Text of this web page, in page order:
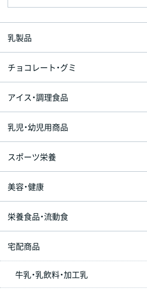
乳製品
チョコレート・グミ
アイス・調理食品
乳児・幼児用商品
スポーツ栄養
美容・健康
栄養食品・流動食
宅配商品
牛乳・乳飲料・加工乳